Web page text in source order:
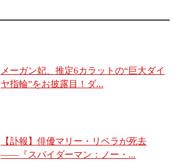
メーガン妃、推定6カラットの“巨大ダイ
ヤ指輪”をお披露目！ダ...
【訃報】俳優マリー・リベラが死去
――『スパイダーマン：ノー・...